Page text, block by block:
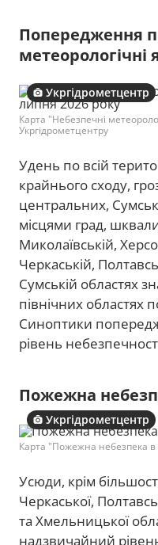
Попередження
метеорологічні
Укргідрометцентр
Карта "Небезпечні
Укргідрометцентру
Удень по всій
крайнього сходу,
центральних,
місцями град,
Миколаївській,
Черкаській,
Сумській областях
північних областях
Синоптики
рівень
Пожежна
Укргідрометцентр
Карта "Пожежна небезпека в
Усюди, крім
Черкаської,
та Хмельницької
надзвичайний